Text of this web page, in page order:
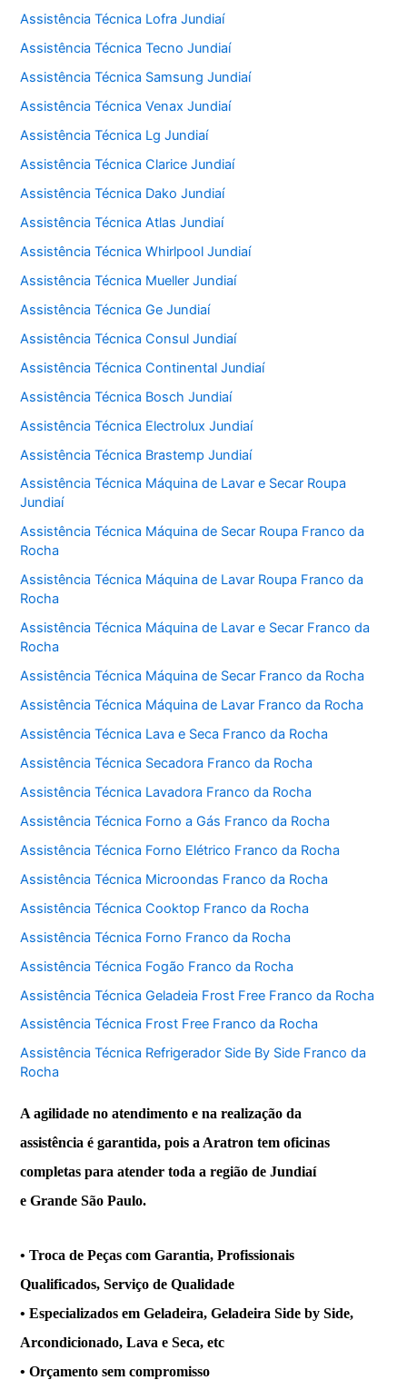
Assistência Técnica Lofra Jundiaí
Assistência Técnica Tecno Jundiaí
Assistência Técnica Samsung Jundiaí
Assistência Técnica Venax Jundiaí
Assistência Técnica Lg Jundiaí
Assistência Técnica Clarice Jundiaí
Assistência Técnica Dako Jundiaí
Assistência Técnica Atlas Jundiaí
Assistência Técnica Whirlpool Jundiaí
Assistência Técnica Mueller Jundiaí
Assistência Técnica Ge Jundiaí
Assistência Técnica Consul Jundiaí
Assistência Técnica Continental Jundiaí
Assistência Técnica Bosch Jundiaí
Assistência Técnica Electrolux Jundiaí
Assistência Técnica Brastemp Jundiaí
Assistência Técnica Máquina de Lavar e Secar Roupa
Jundiaí
Assistência Técnica Máquina de Secar Roupa Franco da
Rocha
Assistência Técnica Máquina de Lavar Roupa Franco da
Rocha
Assistência Técnica Máquina de Lavar e Secar Franco da
Rocha
Assistência Técnica Máquina de Secar Franco da Rocha
Assistência Técnica Máquina de Lavar Franco da Rocha
Assistência Técnica Lava e Seca Franco da Rocha
Assistência Técnica Secadora Franco da Rocha
Assistência Técnica Lavadora Franco da Rocha
Assistência Técnica Forno a Gás Franco da Rocha
Assistência Técnica Forno Elétrico Franco da Rocha
Assistência Técnica Microondas Franco da Rocha
Assistência Técnica Cooktop Franco da Rocha
Assistência Técnica Forno Franco da Rocha
Assistência Técnica Fogão Franco da Rocha
Assistência Técnica Geladeia Frost Free Franco da Rocha
Assistência Técnica Frost Free Franco da Rocha
Assistência Técnica Refrigerador Side By Side Franco da
Rocha
A agilidade no atendimento e na realização da
assistência é garantida, pois a Aratron tem oficinas
completas para atender toda a região de Jundiaí
e Grande São Paulo.
• Troca de Peças com Garantia, Profissionais
Qualificados, Serviço de Qualidade
• Especializados em Geladeira, Geladeira Side by Side,
Arcondicionado, Lava e Seca, etc
• Orçamento sem compromisso